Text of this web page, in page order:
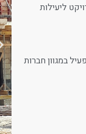
ליעילות
במגוון חברות